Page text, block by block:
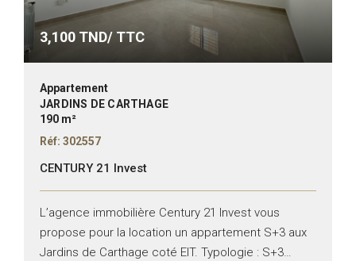
3,100 TND/ TTC
Appartement
JARDINS DE CARTHAGE
190 m²
Réf: 302557
CENTURY 21 Invest
L’agence immobilière Century 21 Invest vous
propose pour la location un appartement S+3 aux
Jardins de Carthage coté EIT. Typologie : S+3